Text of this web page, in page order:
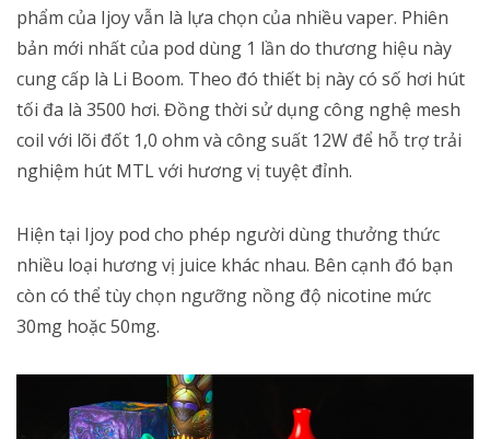
phẩm của Ijoy vẫn là lựa chọn của nhiều vaper. Phiên
bản mới nhất của pod dùng 1 lần do thương hiệu này
cung cấp là Li Boom. Theo đó thiết bị này có số hơi hút
tối đa là 3500 hơi. Đồng thời sử dụng công nghệ mesh
coil với lõi đốt 1,0 ohm và công suất 12W để hỗ trợ trải
nghiệm hút MTL với hương vị tuyệt đỉnh.
Hiện tại Ijoy pod cho phép người dùng thưởng thức
nhiều loại hương vị juice khác nhau. Bên cạnh đó bạn
còn có thể tùy chọn ngưỡng nồng độ nicotine mức
30mg hoặc 50mg.